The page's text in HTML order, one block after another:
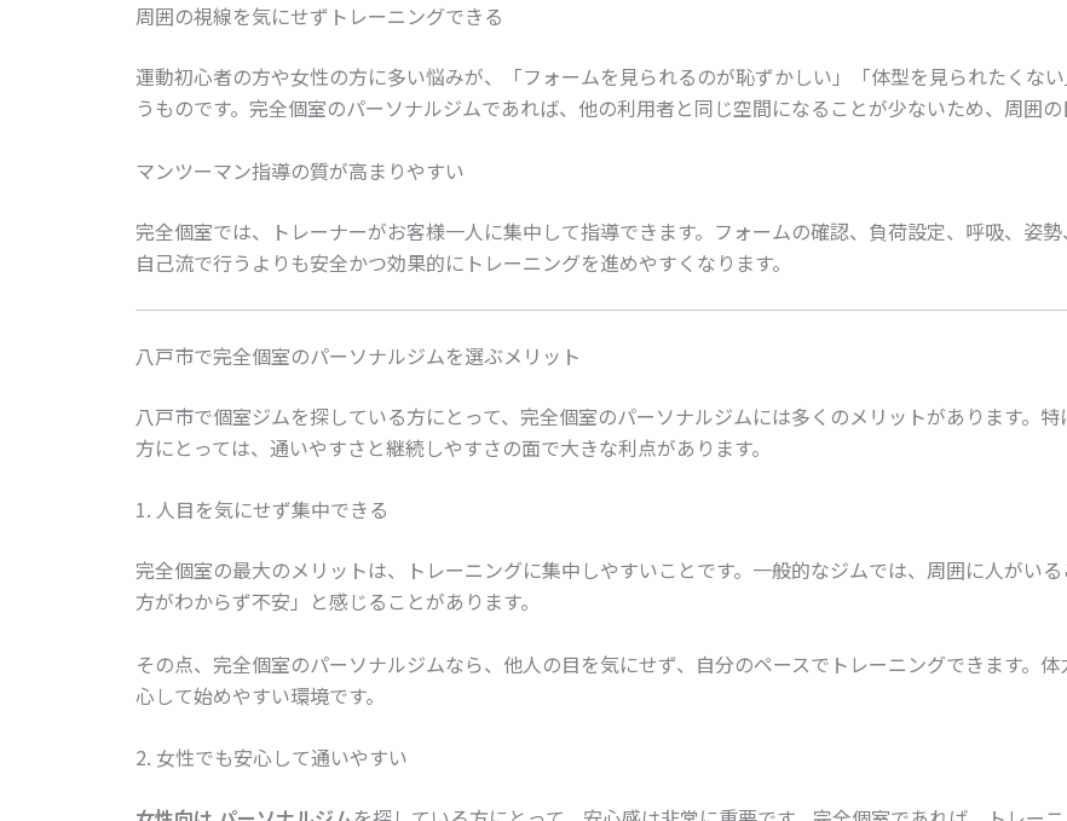
周囲の視線を気にせずトレーニングできる
運動初心者の方や女性の方に多い悩みが、「フォームを見られるのが恥ずかしい」「体型を見られたくな
うものです。完全個室のパーソナルジムであれば、他の利用者と同じ空間になることが少ないため、周囲
マンツーマン指導の質が高まりやすい
完全個室では、トレーナーがお客様一人に集中して指導できます。フォームの確認、負荷設定、呼吸、姿
自己流で行うよりも安全かつ効果的にトレーニングを進めやすくなります。
八戸市で完全個室のパーソナルジムを選ぶメリット
八戸市で個室ジムを探している方にとって、完全個室のパーソナルジムには多くのメリットがあります。
方にとっては、通いやすさと継続しやすさの面で大きな利点があります。
1. 人目を気にせず集中できる
完全個室の最大のメリットは、トレーニングに集中しやすいことです。一般的なジムでは、周囲に人がい
方がわからず不安」と感じることがあります。
その点、完全個室のパーソナルジムなら、他人の目を気にせず、自分のペースでトレーニングできます。
心して始めやすい環境です。
2. 女性でも安心して通いやすい